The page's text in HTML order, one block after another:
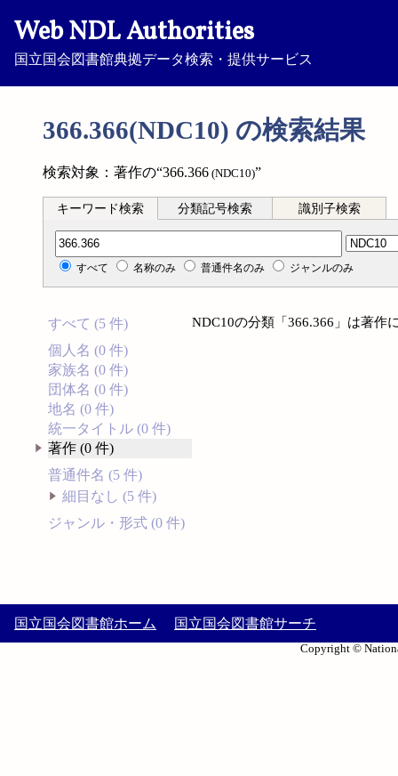
Web NDL Authorities
国立国会図書館典拠データ検索・提供サービス
366.366(NDC10) の検索結果
検索対象：著作の“366.366 (NDC10)”
キーワード検索 分類記号検索 識別子検索
分類記号検索
すべて 名称のみ 普通件名のみ ジャンルのみ
すべて (5 件)
個人名 (0 件)
家族名 (0 件)
団体名 (0 件)
地名 (0 件)
統一タイトル (0 件)
著作 (0 件)
普通件名 (5 件)
細目なし (5 件)
ジャンル・形式 (0 件)
NDC10の分類「366.366」は著作
国立国会図書館ホーム 国立国会図書館サーチ
Copyright ©